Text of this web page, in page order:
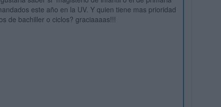
este año en la UV. Y quien tiene mas prioridad
de bachiller o ciclos? graciaaaas!!!